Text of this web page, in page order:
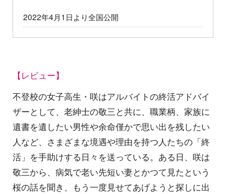
2022年4月1日より全国公開
【レビュー】
不登校の女子高生・咲はアルバイトの終活アドバイ
ザーとして、老紳士の敬三と共に、職業柄、家族に
遺書を遺したい男性や余命僅かで思い出を残したい
人など、さまざまな境遇や理由を持つ人たちの「終
活」を手助けする日々を送っている。ある日、咲は
敬三から、病気で老い先短い妻とかつて見たという
桜の話を聞き、もう一度見せてあげようと探しに出